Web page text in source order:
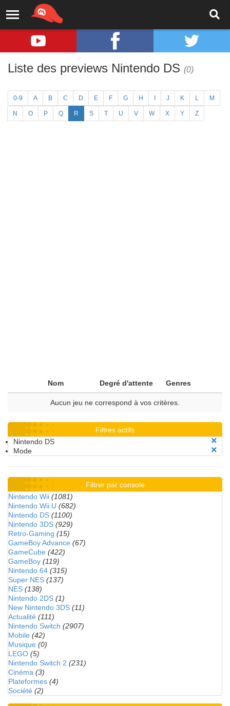
Liste des previews Nintendo DS (0)
0-9 A B C D E F G H J K L M
N O P Q R S T U V W X Y Z
Nom Degré d'attente Genres
Aucun jeu ne correspond à vos critères.
Filtres actifs
Nintendo DS
Mode
Filtrer par console
Nintendo Wii (1081)
Nintendo Wii U (682)
Nintendo DS (1100)
Nintendo 3DS (929)
Retro-Gaming (15)
GameBoy Advance (67)
GameCube (422)
GameBoy (119)
Nintendo 64 (315)
Super NES (137)
NES (138)
Nintendo 2DS (1)
New Nintendo 3DS (11)
Actualité (111)
Nintendo Switch (2907)
Mobile (42)
Musique (0)
LEGO (5)
Nintendo Switch 2 (231)
Cinéma (3)
Plateformes (4)
Société (2)